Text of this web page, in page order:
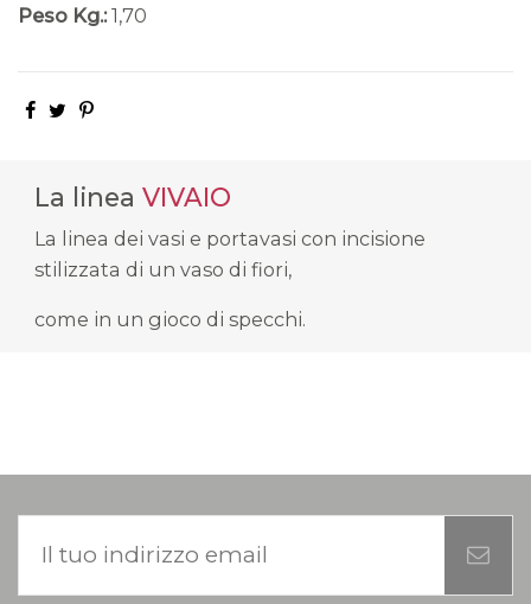
Peso Kg.: 1,70
La linea VIVAIO
La linea dei vasi e portavasi con incisione
stilizzata di un vaso di fiori,
come in un gioco di specchi.